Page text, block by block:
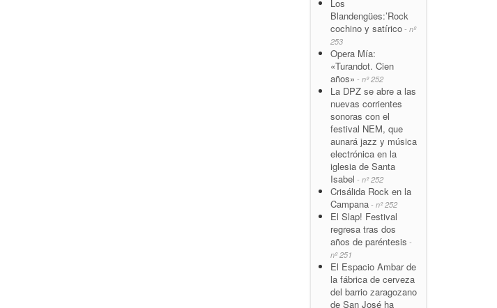
Los
Blandengües:’Rock
cochino y satírico - nº
253
Opera Mía:
«Turandot. Cien
años» - nº 252
La DPZ se abre a las
nuevas corrientes
sonoras con el
festival NEM, que
aunará jazz y música
electrónica en la
iglesia de Santa
Isabel - nº 252
Crisálida Rock en la
Campana - nº 252
El Slap! Festival
regresa tras dos
años de paréntesis -
nº 251
El Espacio Ambar de
la fábrica de cerveza
del barrio zaragozano
de San José ha